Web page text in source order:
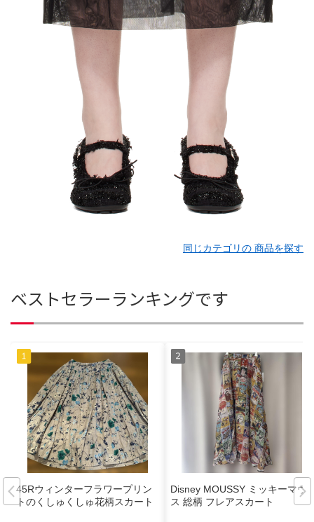
同じカテゴリの 商品を探す
ベストセラーランキングです
45Rウィンターフラワープリン
トのくしゅくしゅ花柄スカート
Disney MOUSSY ミッキーマウ
ス 総柄 フレアスカート